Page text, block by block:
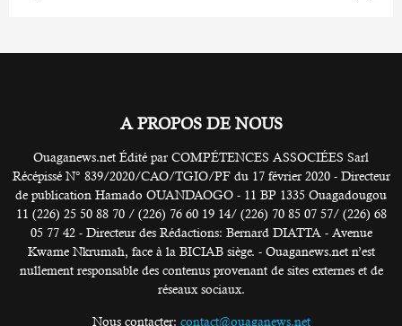
A PROPOS DE NOUS
Ouaganews.net Édité par COMPÉTENCES ASSOCIÉES Sarl
Récépissé N° 839/2020/CAO/TGIO/PF du 17 février 2020 - Directeur
de publication Hamado OUANDAOGO - 11 BP 1335 Ouagadougou
11 (226) 25 50 88 70 / (226) 76 60 19 14/ (226) 70 85 07 57/ (226) 68
05 77 42 - Directeur des Rédactions: Bernard DIATTA - Avenue
Kwame Nkrumah, face à la BICIAB siège. - Ouaganews.net n’est
nullement responsable des contenus provenant de sites externes et de
réseaux sociaux.
Nous contacter: contact@ouaganews.net